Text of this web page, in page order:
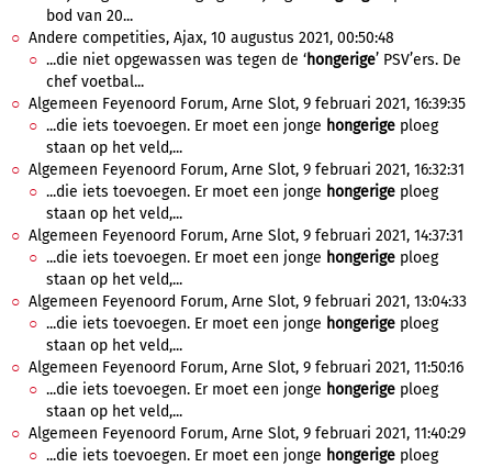
bod van 20...
Andere competities, Ajax, 10 augustus 2021, 00:50:48
...die niet opgewassen was tegen de ‘hongerige’ PSV’ers. De
chef voetbal...
Algemeen Feyenoord Forum, Arne Slot, 9 februari 2021, 16:39:35
...die iets toevoegen. Er moet een jonge hongerige ploeg
staan op het veld,...
Algemeen Feyenoord Forum, Arne Slot, 9 februari 2021, 16:32:31
...die iets toevoegen. Er moet een jonge hongerige ploeg
staan op het veld,...
Algemeen Feyenoord Forum, Arne Slot, 9 februari 2021, 14:37:31
...die iets toevoegen. Er moet een jonge hongerige ploeg
staan op het veld,...
Algemeen Feyenoord Forum, Arne Slot, 9 februari 2021, 13:04:33
...die iets toevoegen. Er moet een jonge hongerige ploeg
staan op het veld,...
Algemeen Feyenoord Forum, Arne Slot, 9 februari 2021, 11:50:16
...die iets toevoegen. Er moet een jonge hongerige ploeg
staan op het veld,...
Algemeen Feyenoord Forum, Arne Slot, 9 februari 2021, 11:40:29
...die iets toevoegen. Er moet een jonge hongerige ploeg